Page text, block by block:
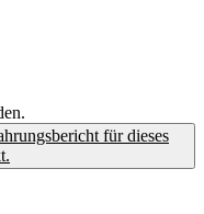
für dieses